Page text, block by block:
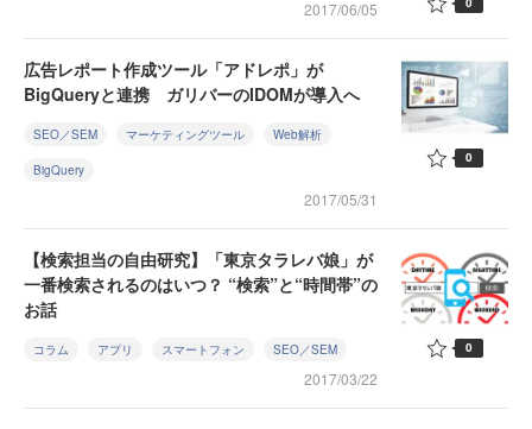
2017/06/05
広告レポート作成ツール「アドレポ」が
BigQueryと連携 ガリバーのIDOMが導入へ
SEO／SEM マーケティングツール Web解析
BigQuery
2017/05/31
0
【検索担当の自由研究】「東京タラレバ娘」が
一番検索されるのはいつ？ “検索”と“時間帯”の
お話
コラム アプリ スマートフォン SEO／SEM
2017/03/22
0